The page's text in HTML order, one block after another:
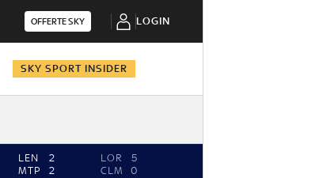
OFFERTE SKY LOGIN
SKY SPORT INSIDER
LEN
2
MTP
2
LOR
5
CLM
0